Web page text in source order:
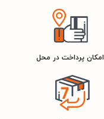
امکان پرداخت در محل